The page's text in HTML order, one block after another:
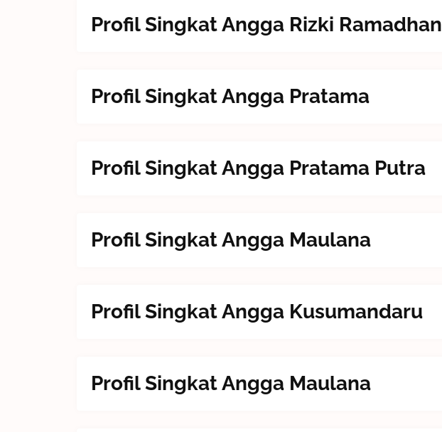
Profil Singkat Angga Rizki Ramadhan
Profil Singkat Angga Pratama
Profil Singkat Angga Pratama Putra
Profil Singkat Angga Maulana
Profil Singkat Angga Kusumandaru
Profil Singkat Angga Maulana